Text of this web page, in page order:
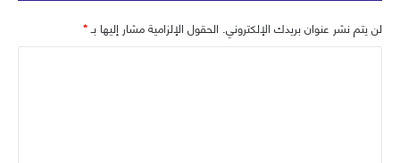
لن يتم نشر عنوان بريدك الإلكتروني. الحقول الإلزامية مشار إليها بـ*